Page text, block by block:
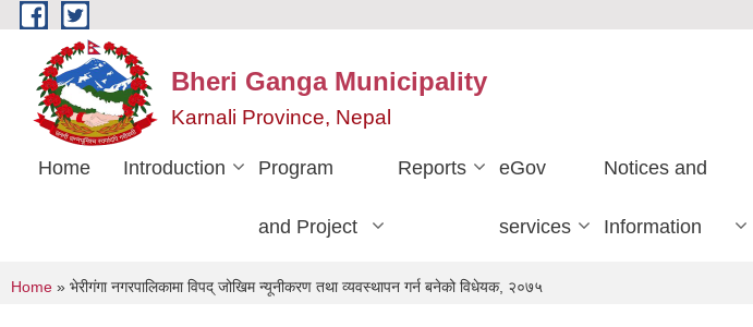
Skip to main content
Bheri Ganga Municipality
Karnali Province, Nepal
Home Introduction Program
and Project
Reports eGov
services
Notices and
Information
You are here
Home » भेरीगंगा नगरपालिकामा विपद् जोखिम न्यूनीकरण तथा व्यवस्थापन गर्न बनेको विधेयक, २०७५